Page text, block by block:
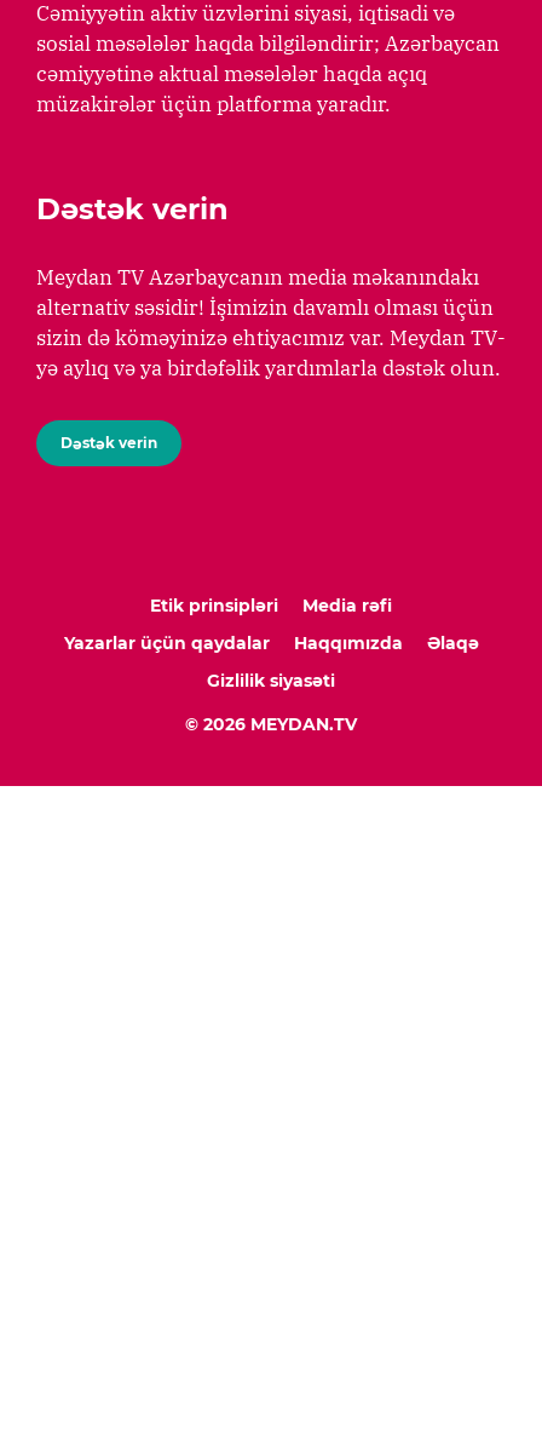
Cəmiyyətin aktiv üzvlərini siyasi, iqtisadi və
sosial məsələlər haqda bilgiləndirir; Azərbaycan
cəmiyyətinə aktual məsələlər haqda açıq
müzakirələr üçün platforma yaradır.
Dəstək verin
Meydan TV Azərbaycanın media məkanındakı
alternativ səsidir! İşimizin davamlı olması üçün
sizin də köməyinizə ehtiyacımız var. Meydan TV-
yə aylıq və ya birdəfəlik yardımlarla dəstək olun.
Dəstək verin
Etik prinsipləri
Media rəfi
Yazarlar üçün qaydalar
Haqqımızda
Əlaqə
Gizlilik siyasəti
© 2026 MEYDAN.TV